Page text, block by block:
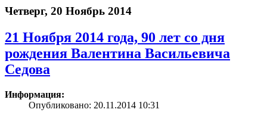
Четверг, 20 Ноябрь 2014
21 Ноября 2014 года, 90 лет со дня
рождения Валентина Васильевича
Седова
Информация:
Опубликовано: 20.11.2014 10:31